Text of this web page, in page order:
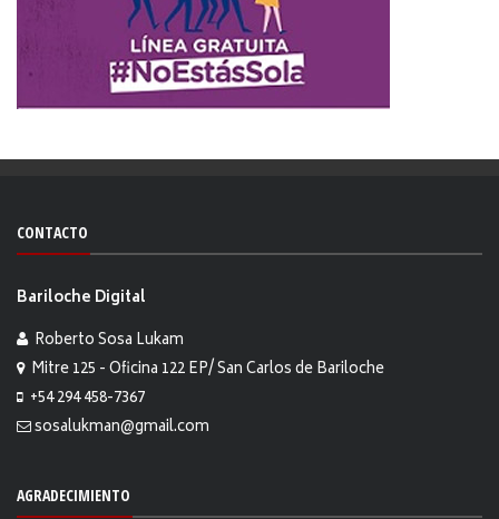
CONTACTO
Bariloche Digital
Roberto Sosa Lukam
Mitre 125 - Oficina 122 EP/ San Carlos de Bariloche
+54 294 458-7367
sosalukman@gmail.com
AGRADECIMIENTO